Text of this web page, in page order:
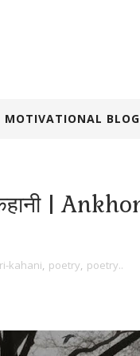
MOTIVATIONAL
|
kahani, poetry, poetry..